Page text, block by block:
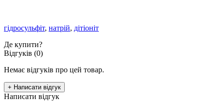
гідросульфіт, натрій, дітіоніт
Де купити?
Відгуків (0)
Немає відгуків про цей товар.
+ Написати відгук
Написати відгук